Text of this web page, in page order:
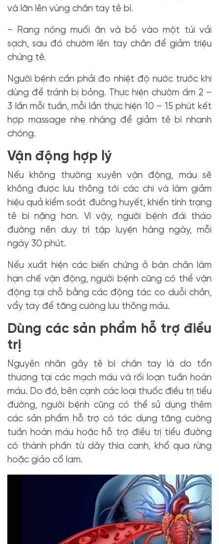
và lăn lên vùng chân tay tê bì.
– Rang nóng muối ăn và bỏ vào một túi vải
sạch, sau đó chườm lên tay chân để giảm triệu
chứng tê.
Người bệnh cần phải đo nhiệt độ nước trước khi
dùng để tránh bị bỏng. Thực hiện chườm ấm 2 –
3 lần mỗi tuần, mỗi lần thực hiện 10 – 15 phút kết
hợp massage nhẹ nhàng để giảm tê bì nhanh
chóng.
Vận động hợp lý
Nếu không thường xuyên vận động, máu sẽ
không được lưu thông tới các chi và làm giảm
hiệu quả kiểm soát đường huyết, khiến tình trạng
tê bì nặng hơn. Vì vậy, người bệnh đái tháo
đường nên duy trì tập luyện hàng ngày, mỗi
ngày 30 phút.
Nếu xuất hiện các biến chứng ở bàn chân làm
hạn chế vận động, người bệnh cũng có thể vận
động tại chỗ bằng các động tác co duỗi chân,
vẩy tay để tăng cường lưu thông máu.
Dùng các sản phẩm hỗ trợ điều
trị
Nguyên nhân gây tê bì chân tay là do tổn
thương tại các mạch máu và rối loạn tuần hoàn
máu. Do đó, bên cạnh các loại thuốc điều trị tiểu
đường, người bệnh cũng có thể sử dụng thêm
các sản phẩm hỗ trợ có tác dụng tăng cường
tuần hoàn máu hoặc hỗ trợ điều trị tiểu đường
có thành phần từ dây thìa canh, khổ qua rừng
hoặc giảo cổ lam.